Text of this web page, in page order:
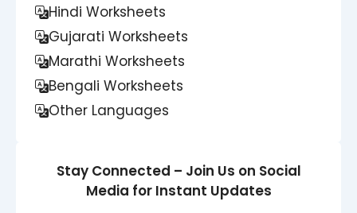
Hindi Worksheets
Gujarati Worksheets
Marathi Worksheets
Bengali Worksheets
Other Languages
Stay Connected – Join Us on Social
Media for Instant Updates